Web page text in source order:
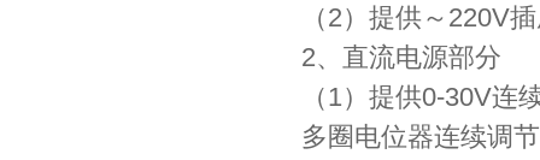
（2）提供～220V
2、直流电源部分
（1）提供0-30V
多圈电位器连续调